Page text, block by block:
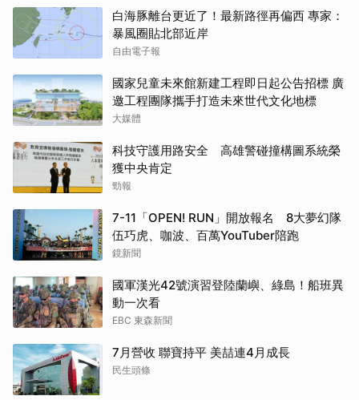
白海豚離台更近了！最新路徑再偏西 專家：
暴風圈貼北部近岸
自由電子報
國家兒童未來館新建工程即日起公告招標 廣
邀工程團隊攜手打造未來世代文化地標
大媒體
科技守護用路安全 高雄警碰撞構圖系統榮
獲中央肯定
勁報
7-11「OPEN! RUN」開放報名 8大夢幻隊
伍巧虎、咖波、百萬YouTuber陪跑
鏡新聞
國軍漢光42號演習登陸蘭嶼、綠島！船班異
動一次看
EBC 東森新聞
7月營收 聯寶持平 美喆連4月成長
民生頭條